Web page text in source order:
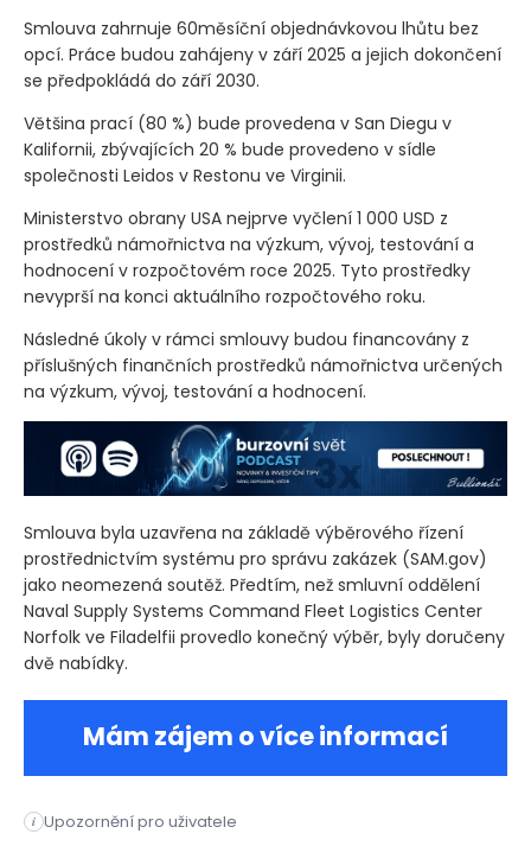
Smlouva zahrnuje 60měsíční objednávkovou lhůtu bez
opcí. Práce budou zahájeny v září 2025 a jejich dokončení
se předpokládá do září 2030.
Většina prací (80 %) bude provedena v San Diegu v
Kalifornii, zbývajících 20 % bude provedeno v sídle
společnosti Leidos v Restonu ve Virginii.
Ministerstvo obrany USA nejprve vyčlení 1 000 USD z
prostředků námořnictva na výzkum, vývoj, testování a
hodnocení v rozpočtovém roce 2025. Tyto prostředky
nevyprší na konci aktuálního rozpočtového roku.
Následné úkoly v rámci smlouvy budou financovány z
příslušných finančních prostředků námořnictva určených
na výzkum, vývoj, testování a hodnocení.
Smlouva byla uzavřena na základě výběrového řízení
prostřednictvím systému pro správu zakázek (SAM.gov)
jako neomezená soutěž. Předtím, než smluvní oddělení
Naval Supply Systems Command Fleet Logistics Center
Norfolk ve Filadelfii provedlo konečný výběr, byly doručeny
dvě nabídky.
Mám zájem o více informací
i Upozornění pro uživatele